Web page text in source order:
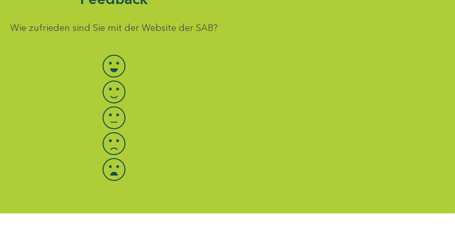
Wie zufrieden sind Sie mit der Website der SAB?
Bewertung auswählen